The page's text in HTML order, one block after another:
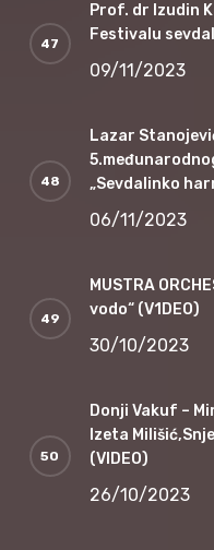
Prof. dr Izudin
Festivalu
09/11/2023
Lazar
„Sevdalinko
06/11/2023
MUSTRA
vodo“ (V1DEO)
30/10/2023
Donji Vakuf –
Izeta
(VIDEO)
26/10/2023